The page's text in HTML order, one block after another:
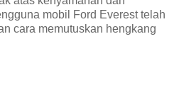
mobil Ford Everest telah
cara memutuskan hengkang